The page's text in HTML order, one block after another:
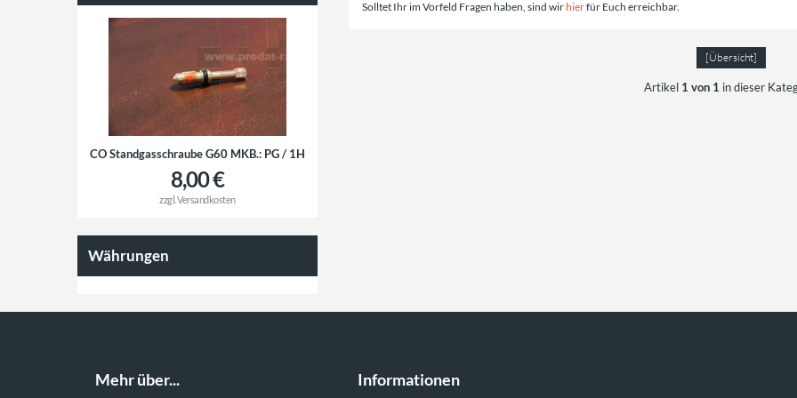
Solltet Ihr im Vorfeld Fragen haben, sind wirhierfür Euch erreichbar.
[Übersicht]
Artikel 1 von 1 in dieser
CO Standgasschraube G60 MKB.: PG / 1H
8,00 €
zzgl.Versandkosten
Währungen
Mehr über... Informationen